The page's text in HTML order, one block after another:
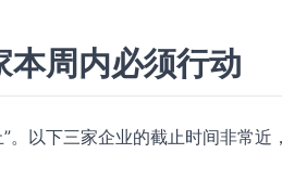
本周内必须行动
。以下三家企业的截止时间非常